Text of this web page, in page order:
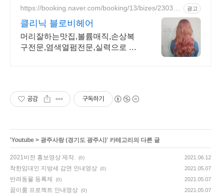
https://booking.naver.com/booking/13/bizes/23035
광고
클리닉 블로비헤어
머리잘하는맛집,볼륨매직,손상복
구전문,염색열펌전문,실력으로 스
공감 구독하기
'Youtube > 광주사랑 (경기도 광주시)' 카테고리의 다른 글
2021비전 홍보영상 제작. (0) 2021.06.12
착한임대인 지방세 감면 안내영상 (0) 2021.05.07
반려동물 등록제 (0) 2021.05.07
꿈이룸 프로젝트 안내영상 (0) 2021.05.07